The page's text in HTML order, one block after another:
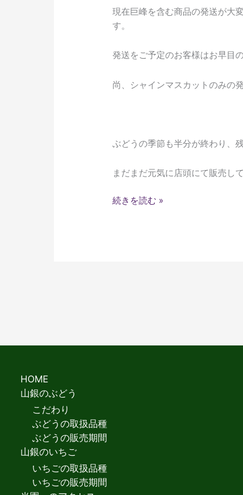
現在巨峰を含む商品の発送が大
す。
発送をご予定のお客様はお早目
尚、シャインマスカットのみの
ぶどうの季節も半分が終わり、
まだまだ元気に店頭にて販売し
つ
い
続きを読む »
HOME
山銀のぶどう
こだわり
ぶどうの取扱品種
ぶどうの販売期間
山銀のいちご
いちごの取扱品種
いちごの販売期間